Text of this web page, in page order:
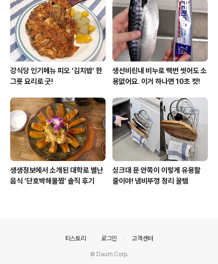
강식당 인기메뉴 피오 ‘김치밥’ 한
그릇 요리로 굿!
생선비린내 비누로 백번 씻어도 소
용없어요. 이거 하나면 10초 컷!
생생정보에서 소개된 대학로 별난
음식 ‘단호박해물찜’ 솔직 후기
싱크대 문 안쪽이 이렇게 유용할
줄이야! 냄비뚜껑 정리 꿀템
티스토리 로그인 고객센터
© Daum Corp.